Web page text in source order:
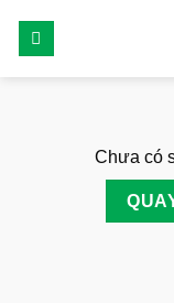
Chưa có